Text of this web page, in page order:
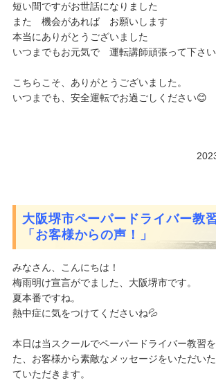
短い間ですがお世話になりました
また 機会があれば お願いします
本当にありがとうございました
いつまでもお元気で 運転講師頑張って下さ
こちらこそ、ありがとうございました。
いつまでも、安全運転でお過ごしください😊
大阪堺市ペーパードライバー教
「お客様からの声！」
みなさん、こんにちは！
梅雨明け宣言がでました、大阪堺市です。
夏本番ですね。
熱中症に気をつけてくださいね💦
本日は当スクールでペーパードライバー教習
た、お客様から素敵なメッセージをいただい
ていただきます。